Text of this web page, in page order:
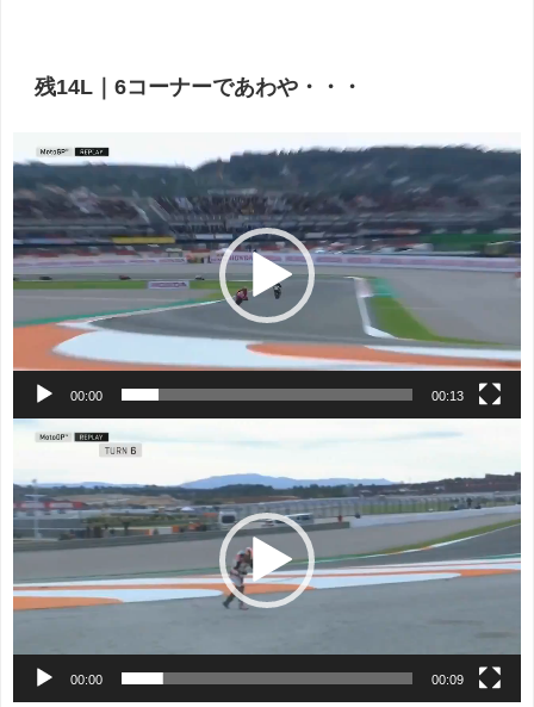
残14L｜6コーナーであわや・・・
画
プ
レ
ー
00:00 00:13
プ
レ
ヤ
00:00 00:09